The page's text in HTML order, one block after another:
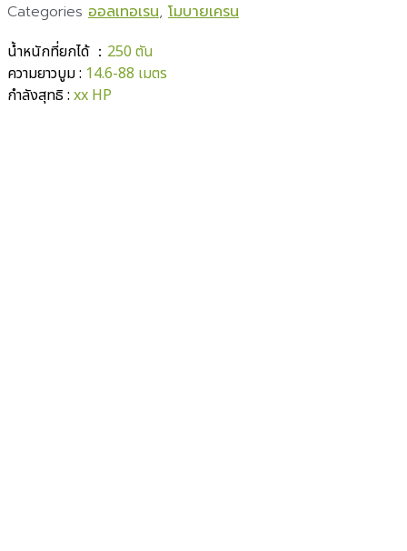
Categories ออลเทอเรน, โมบายเครน
น้ำหนักที่ยกได้ ： 250 ตัน
ความยาวบูม : 14.6-88 เมตร
กำลังสุทธิ : xx HP